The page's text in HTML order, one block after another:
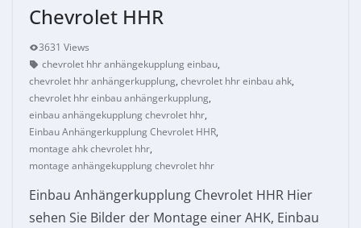
Chevrolet HHR
3631 Views
chevrolet hhr anhängekupplung einbau,
chevrolet hhr anhängerkupplung, chevrolet hhr einbau ahk,
chevrolet hhr einbau anhängerkupplung,
einbau anhängekupplung chevrolet hhr,
Einbau Anhängerkupplung Chevrolet HHR,
montage ahk chevrolet hhr,
montage anhängekupplung chevrolet hhr
Einbau Anhängerkupplung Chevrolet HHR Hier
sehen Sie Bilder der Montage einer AHK, Einbau